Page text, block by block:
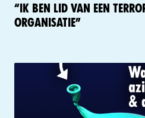
“Ik ben lid van een
organisatie”